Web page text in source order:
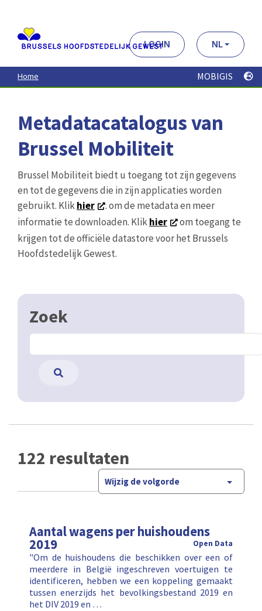
contenu
principal
LOGIN NL
Home MOBIGIS
Metadatacatalogus van
Brussel Mobiliteit
Brussel Mobiliteit biedt u toegang tot zijn gegevens
en tot de gegevens die in zijn applicaties worden
gebruikt. Klikhier
. om de metadata en meer
informatie te downloaden. Klikhier
om toegang te
krijgen tot de officiële datastore voor het Brussels
Hoofdstedelijk Gewest.
Zoek
122 resultaten
Wijzig de volgorde
Aantal wagens per huishoudens
2019 Open Data
"Om de huishoudens die beschikken over een of
meerdere in België ingeschreven voertuigen te
identificeren, hebben we een koppeling gemaakt
tussen enerzijds het bevolkingsbestand 2019 en
het DIV 2019 en …